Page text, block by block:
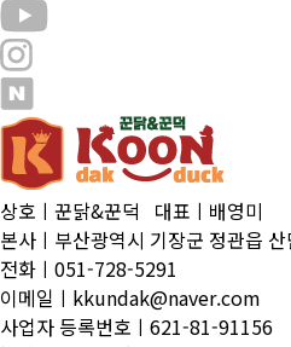
상호ㅣ꾼닭&꾼덕 대표ㅣ배영미
본사ㅣ부산광역시 기장군 정관읍
전화ㅣ051-728-5291
이메일ㅣkkundak@naver.com
사업자 등록번호ㅣ621-81-91156